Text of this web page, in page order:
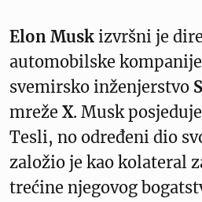
Elon Musk izvršni je
automobilske kompanije
svemirsko inženjerstvo
mreže X. Musk
Tesli, no određeni dio
založio je kao kolateral
trećine njegovog